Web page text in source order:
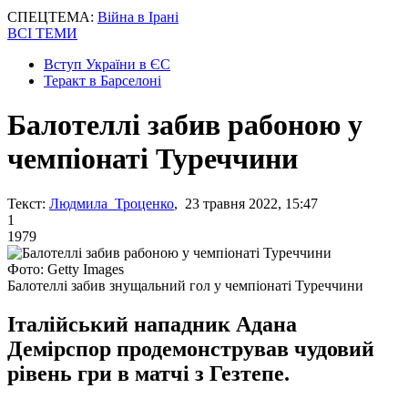
СПЕЦТЕМА: Війна в Ірані
ВСІ ТЕМИ
Вступ України в ЄС
Теракт в Барселоні
Балотеллі забив рабоною у
чемпіонаті Туреччини
Текст: Людмила Троценко, 23 травня 2022, 15:47
1
1979
Фото: Getty Images
Балотеллі забив знущальний гол у чемпіонаті Туреччини
Італійський нападник Адана
Демірспор продемонстрував чудовий
рівень гри в матчі з Гезтепе.